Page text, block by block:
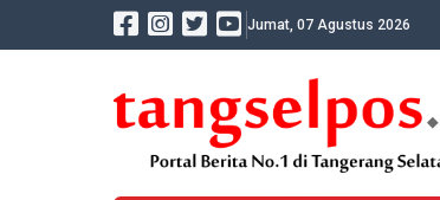
Jumat, 07 Agustus 2026